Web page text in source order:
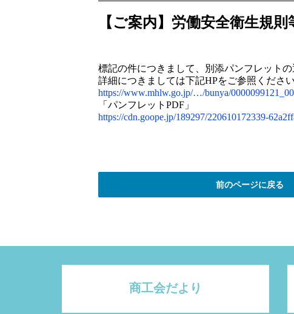
【ご案内】労働安全衛生規
標記の件につきまして、別添パンフレット
詳細につきましては下記HPをご参照ください
https://www.mhlw.go.jp/…/bunya/
「パンフレットPDF」
https://cdn.goope.jp/189297/220610172339-
前のページに戻る
商工会だより